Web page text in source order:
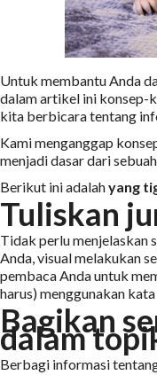
Untuk membantu Anda
dalam artikel ini konsep-
kita berbicara tentang
Kami menganggap
menjadi dasar dari
Berikut ini adalahyang
Tuliskan
Tidak perlu menjelaskan
Anda, visual melakukan
pembaca Anda untuk
harus) menggunakan
Bagikan
dalam
Berbagi informasi